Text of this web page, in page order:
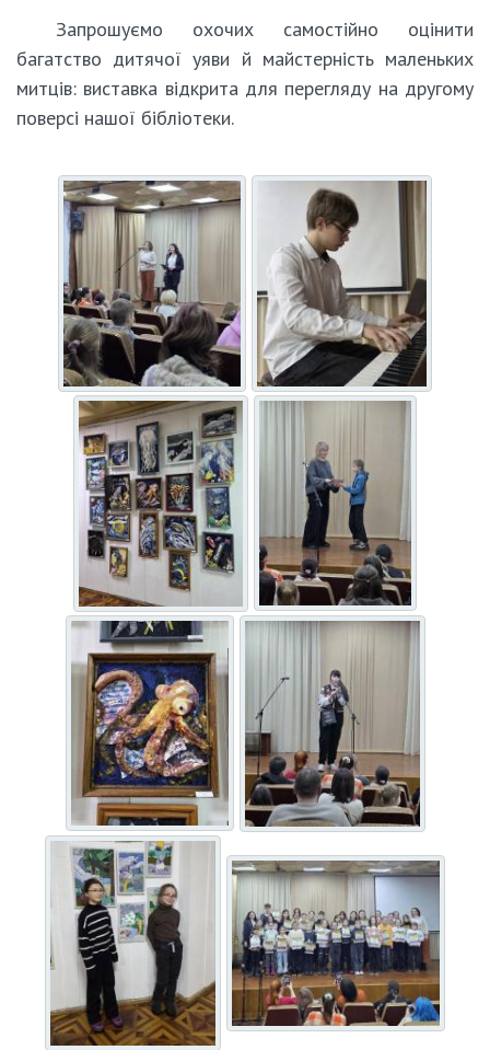
Запрошуємо охочих самостійно оцінити
багатство дитячої уяви й майстерність маленьких
митців: виставка відкрита для перегляду на другому
поверсі нашої бібліотеки.